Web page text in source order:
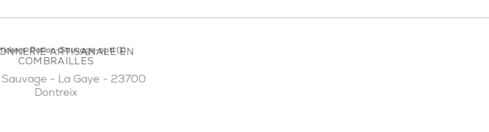
ARTISANALE EN
COMBRAILLES
- La Gaye - 23700
Dontreix